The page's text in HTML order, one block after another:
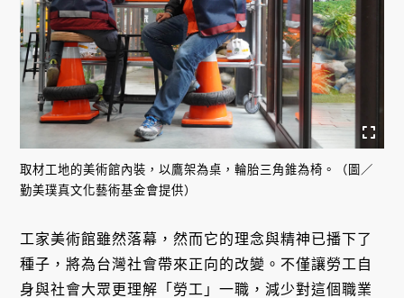
取材工地的美術館內裝，以鷹架為桌，輪胎三角錐為椅。（圖／
勤美璞真文化藝術基金會提供）
工家美術館雖然落幕，然而它的理念與精神已播下了
種子，將為台灣社會帶來正向的改變。不僅讓勞工自
身與社會大眾更理解「勞工」一職，減少對這個職業